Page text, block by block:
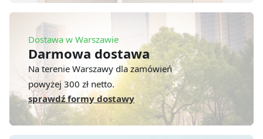
Dostawa w Warszawie
Darmowa dostawa
Na terenie Warszawy dla zamówień
powyżej 300 zł netto.
sprawdź formy dostawy